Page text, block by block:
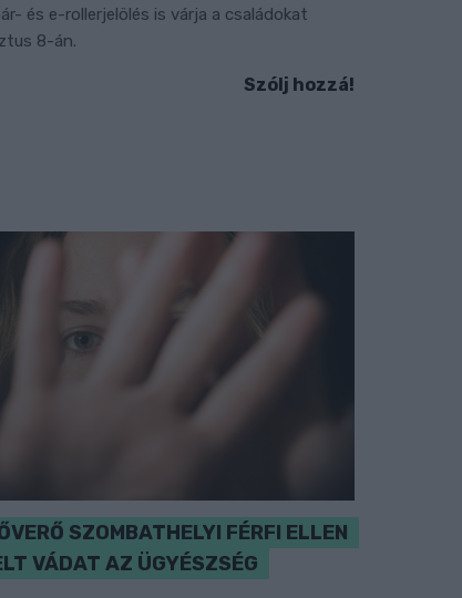
és e-rollerjelölés is várja a családokat
8-án.
Szólj hozzá!
SZOMBATHELYI FÉRFI ELLEN
VÁDAT AZ ÜGYÉSZSÉG